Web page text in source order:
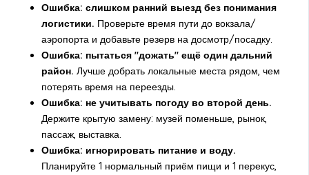
Ошибка: слишком ранний выезд без понимания
логистики. Проверьте время пути до вокзала/
аэропорта и добавьте резерв на досмотр/посадку.
Ошибка: пытаться "дожать" ещё один дальний
район. Лучше добрать локальные места рядом, чем
потерять время на переезды.
Ошибка: не учитывать погоду во второй день.
Держите крытую замену: музей поменьше, рынок,
пассаж, выставка.
Ошибка: игнорировать питание и воду.
Планируйте 1 нормальный приём пищи и 1 перекус,